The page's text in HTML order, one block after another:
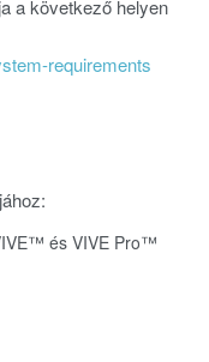
a következő helyen
requirements
és VIVE Pro™